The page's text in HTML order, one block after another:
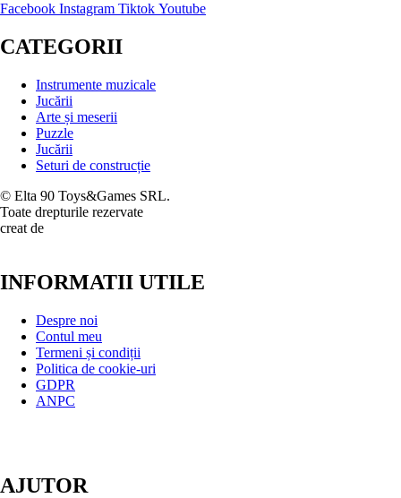
Facebook Instagram Tiktok Youtube
CATEGORII
Instrumente muzicale
Jucării
Arte și meserii
Puzzle
Jucării
Seturi de construcție
© Elta 90 Toys&Games SRL.
Toate drepturile rezervate
creat de
INFORMATII UTILE
Despre noi
Contul meu
Termeni și condiții
Politica de cookie-uri
GDPR
ANPC
AJUTOR